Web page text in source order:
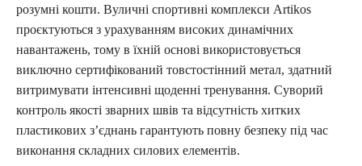
розумні кошти. Вуличні спортивні комплекси Artikos
проєктуються з урахуванням високих динамічних
навантажень, тому в їхній основі використовується
виключно сертифікований товстостінний метал, здатний
витримувати інтенсивні щоденні тренування. Суворий
контроль якості зварних швів та відсутність хитких
пластикових з’єднань гарантують повну безпеку під час
виконання складних силових елементів.